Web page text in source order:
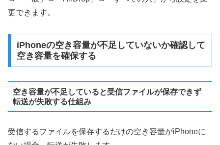
更できます。
iPhoneの空き容量が不足していないか確認して
空き容量を確保する
空き容量が不足していると受信ファイルが保存できず
転送が失敗する仕組み
受信するファイルを保存するだけの空き容量がiPhoneに